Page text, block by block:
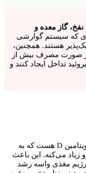
نفخ، گاز معده و
که سیستم گوارشی
هستند. همچنین،
صورت مصرف بیش از
تداخل ایجاد کنند و
یه تخم مرغ بزرگ ۶ گرم پروتئین داره و پر از ویتامین D هست که به
می‌کنه. این باعث
مغذی واسه رشد